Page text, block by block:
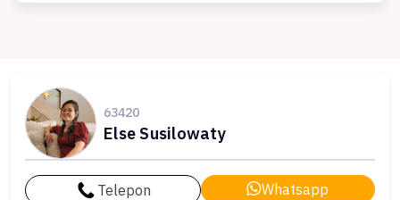
63420
Else Susilowaty
Telepon Whatsapp